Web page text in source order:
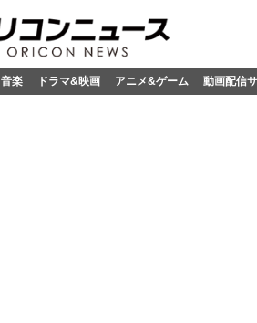
音楽 ドラマ&映画 アニメ&ゲーム 動画配信